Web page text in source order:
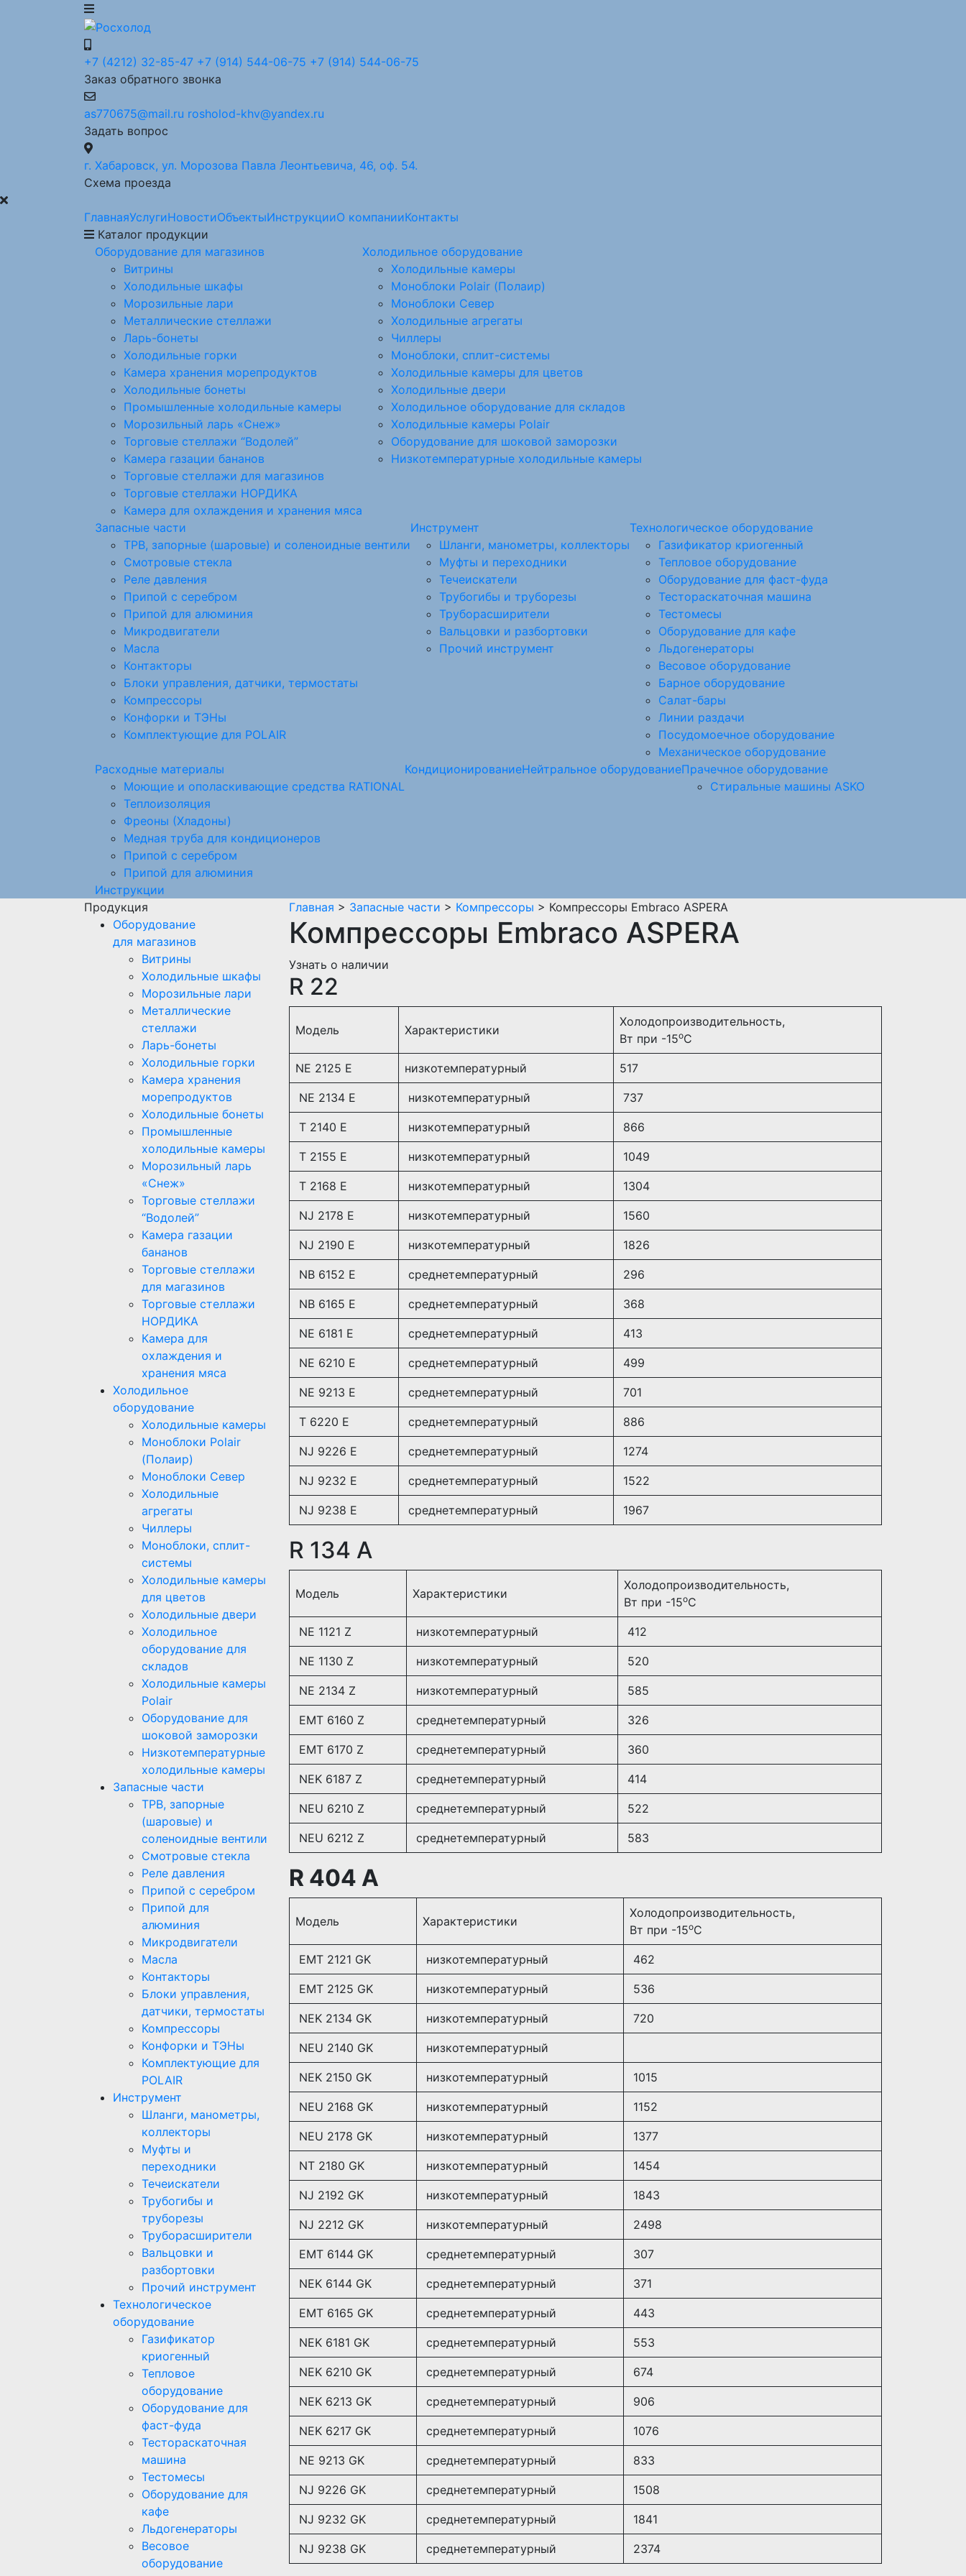
+7 (4212) 32-85-47 +7 (914) 544-06-75 +7 (914) 544-06-75
Заказ обратного звонка
as770675@mail.ru rosholod-khv@yandex.ru
Задать вопрос
г. Хабаровск, ул. Морозова Павла Леонтьевича, 46, оф. 54.
Схема проезда
ГлавнаяУслугиНовостиОбъектыИнструкцииО компанииКонтакты
Каталог продукции
Оборудование для магазинов
Витрины
Холодильные шкафы
Морозильные лари
Металлические стеллажи
Ларь-бонеты
Холодильные горки
Камера хранения морепродуктов
Холодильные бонеты
Промышленные холодильные камеры
Морозильный ларь «Снеж»
Торговые стеллажи “Водолей”
Камера газации бананов
Торговые стеллажи для магазинов
Торговые стеллажи НОРДИКА
Камера для охлаждения и хранения мяса
Холодильное оборудование
Холодильные камеры
Моноблоки Polair (Полаир)
Моноблоки Север
Холодильные агрегаты
Чиллеры
Моноблоки, сплит-системы
Холодильные камеры для цветов
Холодильные двери
Холодильное оборудование для складов
Холодильные камеры Polair
Оборудование для шоковой заморозки
Низкотемпературные холодильные камеры
Запасные части
ТРВ, запорные (шаровые) и соленоидные вентили
Смотровые стекла
Реле давления
Припой с серебром
Припой для алюминия
Микродвигатели
Масла
Контакторы
Блоки управления, датчики, термостаты
Компрессоры
Конфорки и ТЭНы
Комплектующие для POLAIR
Инструмент
Шланги, манометры, коллекторы
Муфты и переходники
Течеискатели
Трубогибы и труборезы
Труборасширители
Вальцовки и разбортовки
Прочий инструмент
Технологическое оборудование
Газификатор криогенный
Тепловое оборудование
Оборудование для фаст-фуда
Тестораскаточная машина
Тестомесы
Оборудование для кафе
Льдогенераторы
Весовое оборудование
Барное оборудование
Салат-бары
Линии раздачи
Посудомоечное оборудование
Механическое оборудование
Расходные материалы
Моющие и ополаскивающие средства RATIONAL
Теплоизоляция
Фреоны (Хладоны)
Медная труба для кондиционеров
Припой с серебром
Припой для алюминия
КондиционированиеНейтральное оборудованиеПрачечное оборудование
Стиральные машины ASKO
Инструкции
Главная > Запасные части > Компрессоры > Компрессоры Embraco ASPERA
Компрессоры Embraco ASPERA
Узнать о наличии
R 22
Модель Характеристики
Холодопроизводительность,
Вт при -15оС
NE 2125 E низкотемпературный 517
NE 2134 E низкотемпературный 737
T 2140 E низкотемпературный 866
T 2155 E низкотемпературный 1049
T 2168 E низкотемпературный 1304
NJ 2178 E низкотемпературный 1560
NJ 2190 E низкотемпературный 1826
NB 6152 E среднетемпературный 296
NB 6165 E среднетемпературный 368
NE 6181 E среднетемпературный 413
NE 6210 E среднетемпературный 499
NE 9213 E среднетемпературный 701
T 6220 E среднетемпературный 886
NJ 9226 E среднетемпературный 1274
NJ 9232 E среднетемпературный 1522
NJ 9238 E среднетемпературный 1967
R 134 A
Модель Характеристики
Холодопроизводительность,
Вт при -15оС
NE 1121 Z низкотемпературный 412
NE 1130 Z низкотемпературный 520
NE 2134 Z низкотемпературный 585
EMT 6160 Z среднетемпературный 326
EMT 6170 Z среднетемпературный 360
NEK 6187 Z среднетемпературный 414
NEU 6210 Z среднетемпературный 522
NEU 6212 Z среднетемпературный 583
R 404 A
Модель Характеристики
Холодопроизводительность,
Вт при -15оС
EMT 2121 GK низкотемпературный 462
EMT 2125 GK низкотемпературный 536
NEK 2134 GK низкотемпературный 720
NEU 2140 GK низкотемпературный
NEK 2150 GK низкотемпературный 1015
NEU 2168 GK низкотемпературный 1152
NEU 2178 GK низкотемпературный 1377
NT 2180 GK низкотемпературный 1454
NJ 2192 GK низкотемпературный 1843
NJ 2212 GK низкотемпературный 2498
EMT 6144 GK среднетемпературный 307
NEK 6144 GK среднетемпературный 371
EMT 6165 GK среднетемпературный 443
NEK 6181 GK среднетемпературный 553
NEK 6210 GK среднетемпературный 674
NEK 6213 GK среднетемпературный 906
NEK 6217 GK среднетемпературный 1076
NE 9213 GK среднетемпературный 833
NJ 9226 GK среднетемпературный 1508
NJ 9232 GK среднетемпературный 1841
NJ 9238 GK среднетемпературный 2374
Продукция
Оборудование
для магазинов
Витрины
Холодильные шкафы
Морозильные лари
Металлические
стеллажи
Ларь-бонеты
Холодильные горки
Камера хранения
морепродуктов
Холодильные бонеты
Промышленные
холодильные камеры
Морозильный ларь
«Снеж»
Торговые стеллажи
“Водолей”
Камера газации
бананов
Торговые стеллажи
для магазинов
Торговые стеллажи
НОРДИКА
Камера для
охлаждения и
хранения мяса
Холодильное
оборудование
Холодильные камеры
Моноблоки Polair
(Полаир)
Моноблоки Север
Холодильные
агрегаты
Чиллеры
Моноблоки, сплит-
системы
Холодильные камеры
для цветов
Холодильные двери
Холодильное
оборудование для
складов
Холодильные камеры
Polair
Оборудование для
шоковой заморозки
Низкотемпературные
холодильные камеры
Запасные части
ТРВ, запорные
(шаровые) и
соленоидные вентили
Смотровые стекла
Реле давления
Припой с серебром
Припой для
алюминия
Микродвигатели
Масла
Контакторы
Блоки управления,
датчики, термостаты
Компрессоры
Конфорки и ТЭНы
Комплектующие для
POLAIR
Инструмент
Шланги, манометры,
коллекторы
Муфты и
переходники
Течеискатели
Трубогибы и
труборезы
Труборасширители
Вальцовки и
разбортовки
Прочий инструмент
Технологическое
оборудование
Газификатор
криогенный
Тепловое
оборудование
Оборудование для
фаст-фуда
Тестораскаточная
машина
Тестомесы
Оборудование для
кафе
Льдогенераторы
Весовое
оборудование